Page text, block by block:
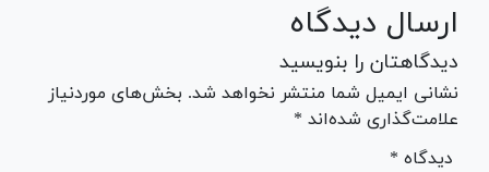
ارسال دیدگاه
دیدگاهتان را بنویسید
نشانی ایمیل شما منتشر نخواهد شد. بخش‌های موردنیاز
علامت‌گذاری شده‌اند *
* دیدگاه